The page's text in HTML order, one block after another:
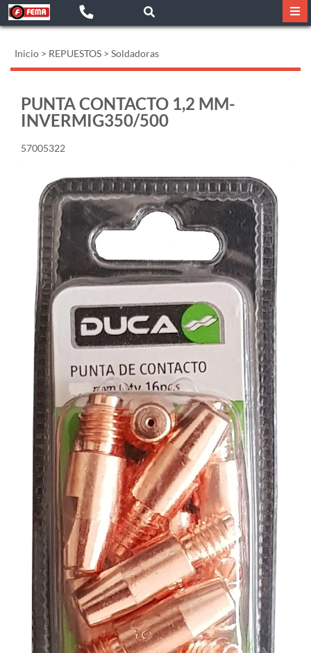
Inicio > REPUESTOS > Soldadoras
PUNTA CONTACTO 1,2 MM-
INVERMIG350/500
57005322